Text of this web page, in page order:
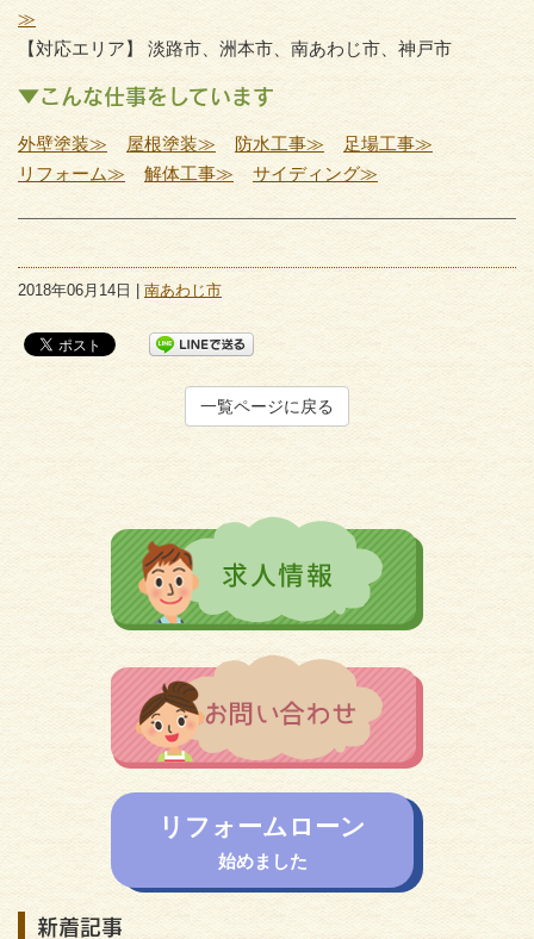
≫
【対応エリア】 淡路市、洲本市、南あわじ市、神戸市
▼こんな仕事をしています
外壁塗装≫ 屋根塗装≫ 防水工事≫
足場工事≫
リフォーム≫
解体工事≫ サイディング≫
2018年06月14日 | 南あわじ市
一覧ページに戻る
リフォームローン
始めました
新着記事